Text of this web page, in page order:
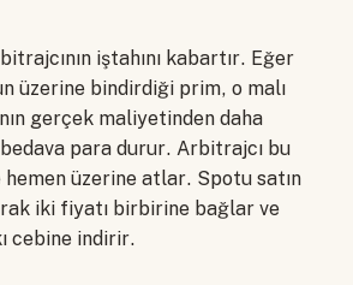
iştahını kabartır. Eğer
üzerine bindirdiği prim, o malı
gerçek maliyetinden daha
para durur. Arbitrajcı bu
üzerine atlar. Spotu satın
iki fiyatı birbirine bağlar ve
cebine indirir.